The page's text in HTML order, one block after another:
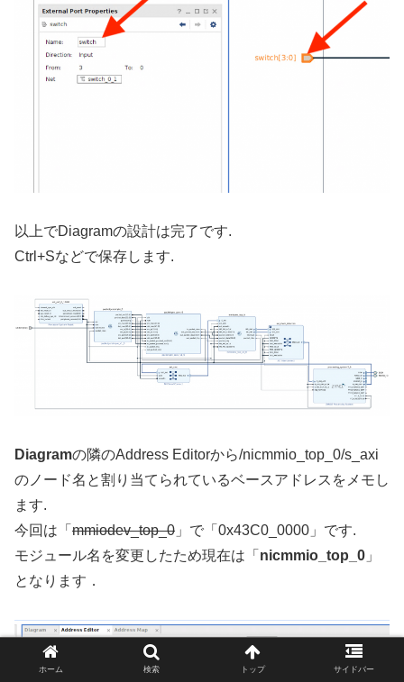
以上でDiagramの設計は完了です.
Ctrl+Sなどで保存します.
Diagramの隣のAddress Editorから/nicmmio_top_0/s_axi
のノード名と割り当てられているベースアドレスをメモし
ます.
今回は「 mmiodev_top_0 」で「0x43C0_0000」です.
モジュール名を変更したため現在は「 nicmmio_top_0 」
となります．
ホーム 検索 トップ サイドバー